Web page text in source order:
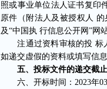
照或事业单位法人证书复印
原件（附法人及被授权人
及“中国执 行信息公开网”网
注通过资料审核的投 标人
如递交虚假的资料或填写信
五、投标文件的递交截止
六、开标时间：2023年03